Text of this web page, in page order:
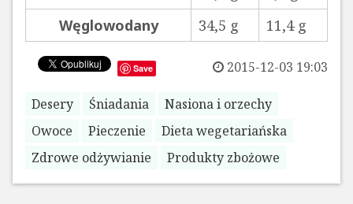
Węglowodany
34,5 g 11,4 g
2015-12-03 19:03
Save
Desery Śniadania
Nasiona i orzechy
Owoce
Pieczenie
Dieta wegetariańska
Zdrowe odżywianie
Produkty zbożowe